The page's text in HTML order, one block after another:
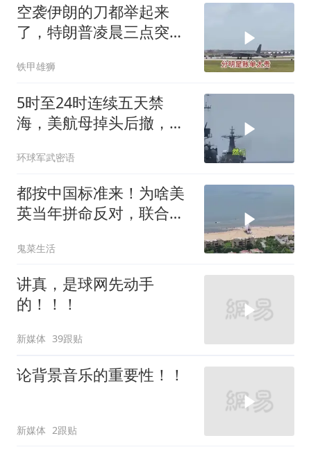
空袭伊朗的刀都举起来
了，特朗普凌晨三点突然
铁甲雄狮
5时至24时连续五天禁
海，美航母掉头后撤，黄
环球军武密语
都按中国标准来！为啥美
英当年拼命反对，联合国
鬼菜生活
讲真，是球网先动手
的！！！
新媒体 39跟贴
论背景音乐的重要性！！
新媒体 2跟贴